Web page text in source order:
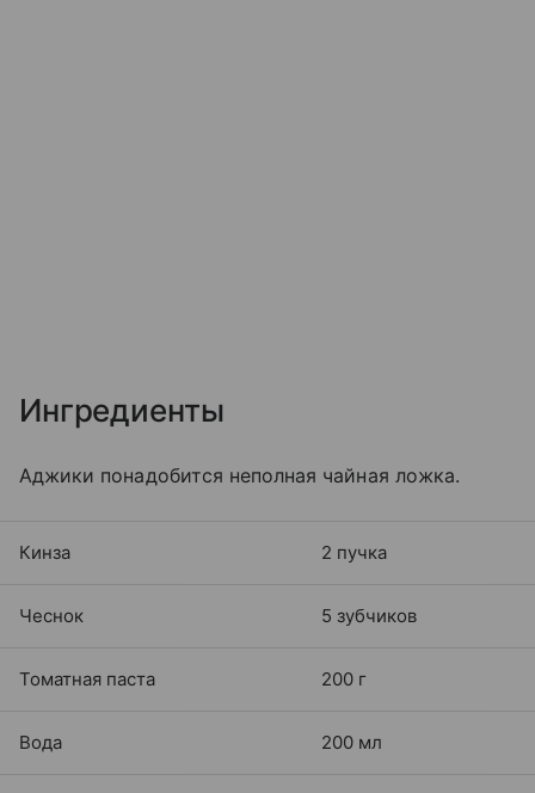
Ингредиенты
Аджики понадобится неполная чайная ложка.
Кинза 2 пучка
Чеснок 5 зубчиков
Томатная паста 200 г
Вода 200 мл